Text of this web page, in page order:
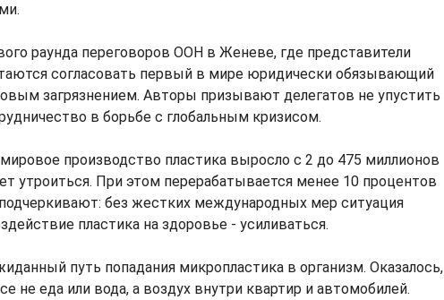
раунда переговоров ООН в Женеве, где представители
согласовать первый в мире юридически обязывающий
загрязнением. Авторы призывают делегатов не упустить
в борьбе с глобальным кризисом.
мировое производство пластика выросло с 2 до 475 миллионов
утроиться. При этом перерабатывается менее 10 процентов
без жестких международных мер ситуация
пластика на здоровье - усиливаться.
путь попадания микропластика в организм. Оказалось,
не еда или вода, а воздух внутри квартир и автомобилей.